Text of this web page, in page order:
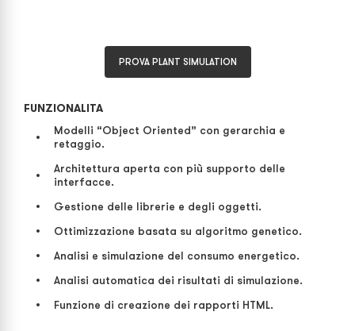
PROVA PLANT SIMULATION
FUNZIONALITA
Modelli “Object Oriented” con gerarchia e
retaggio.
Architettura aperta con più supporto delle
interfacce.
Gestione delle librerie e degli oggetti.
Ottimizzazione basata su algoritmo genetico.
Analisi e simulazione del consumo energetico.
Analisi automatica dei risultati di simulazione.
Funzione di creazione dei rapporti HTML.